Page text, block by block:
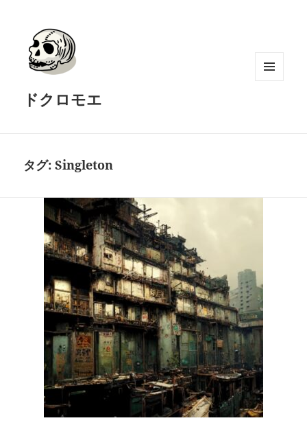
ドクロモエ
タグ:Singleton